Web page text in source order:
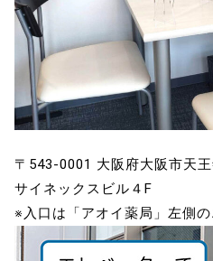
〒543-0001 大阪府大阪市天
サイネックスビル４F
※入口は「アオイ薬局」左側の